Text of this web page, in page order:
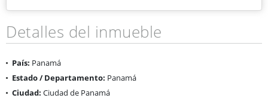
Detalles del inmueble
País: Panamá
Estado / Departamento: Panamá
Ciudad: Ciudad de Panamá